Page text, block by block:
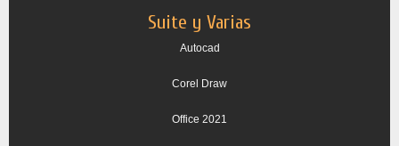
Suite y Varias
Autocad
Corel Draw
Office 2021